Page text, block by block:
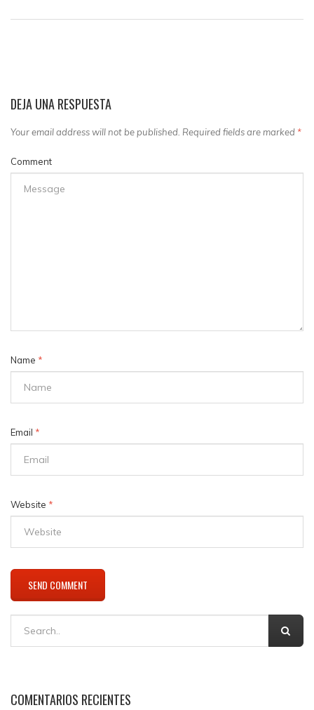
DEJA UNA RESPUESTA
Your email address will not be published. Required fields are marked *
Comment
Name *
Email *
Website *
COMENTARIOS RECIENTES